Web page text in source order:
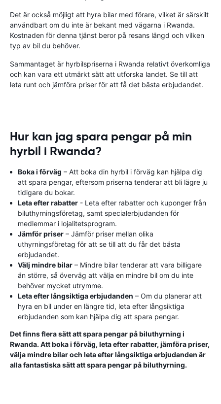
Det är också möjligt att hyra bilar med förare, vilket är särskilt
användbart om du inte är bekant med vägarna i Rwanda.
Kostnaden för denna tjänst beror på resans längd och vilken
typ av bil du behöver.
Sammantaget är hyrbilspriserna i Rwanda relativt överkomliga
och kan vara ett utmärkt sätt att utforska landet. Se till att
leta runt och jämföra priser för att få det bästa erbjudandet.
Hur kan jag spara pengar på min
hyrbil i Rwanda?
Boka i förväg – Att boka din hyrbil i förväg kan hjälpa dig
att spara pengar, eftersom priserna tenderar att bli lägre ju
tidigare du bokar.
Leta efter rabatter - Leta efter rabatter och kuponger från
biluthyrningsföretag, samt specialerbjudanden för
medlemmar i lojalitetsprogram.
Jämför priser – Jämför priser mellan olika
uthyrningsföretag för att se till att du får det bästa
erbjudandet.
Välj mindre bilar – Mindre bilar tenderar att vara billigare
än större, så överväg att välja en mindre bil om du inte
behöver mycket utrymme.
Leta efter långsiktiga erbjudanden – Om du planerar att
hyra en bil under en längre tid, leta efter långsiktiga
erbjudanden som kan hjälpa dig att spara pengar.
Det finns flera sätt att spara pengar på biluthyrning i
Rwanda. Att boka i förväg, leta efter rabatter, jämföra priser,
välja mindre bilar och leta efter långsiktiga erbjudanden är
alla fantastiska sätt att spara pengar på biluthyrning.